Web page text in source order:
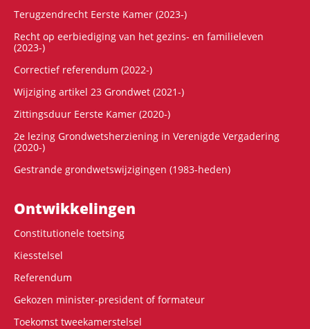
Terugzendrecht Eerste Kamer (2023-)
Recht op eerbiediging van het gezins- en familieleven
(2023-)
Correctief referendum (2022-)
Wijziging artikel 23 Grondwet (2021-)
Zittingsduur Eerste Kamer (2020-)
2e lezing Grondwetsherziening in Verenigde Vergadering
(2020-)
Gestrande grondwetswijzigingen (1983-heden)
Ontwikke­lingen
Constitutionele toetsing
Kiesstelsel
Referendum
Gekozen minister-president of formateur
Toekomst tweekamerstelsel